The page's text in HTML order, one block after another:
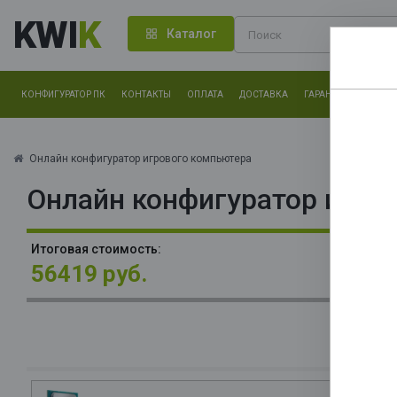
KWIK Каталог
КОНФИГУРАТОР ПК КОНТАКТЫ ОПЛАТА ДОСТАВКА ГАРАНТИЯ
Онлайн конфигуратор игрового компьютера
Онлайн конфигуратор
Итоговая стоимость:
56419 руб.